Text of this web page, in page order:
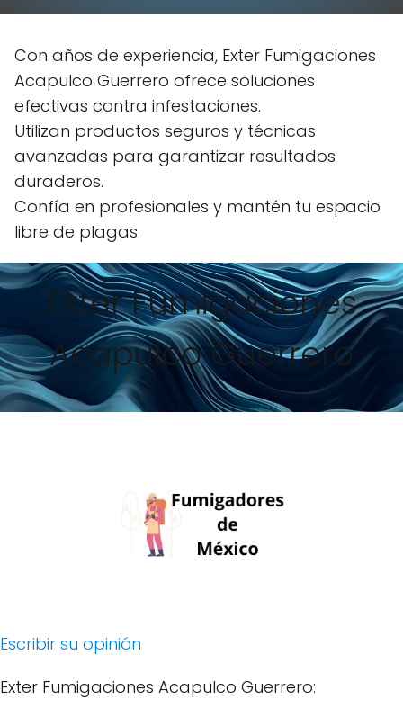
Con años de experiencia, Exter Fumigaciones
Acapulco Guerrero ofrece soluciones
efectivas contra infestaciones.
Utilizan productos seguros y técnicas
avanzadas para garantizar resultados
duraderos.
Confía en profesionales y mantén tu espacio
libre de plagas.
Exter Fumigaciones
Acapulco Guerrero
Escribir su opinión
Exter Fumigaciones Acapulco Guerrero: